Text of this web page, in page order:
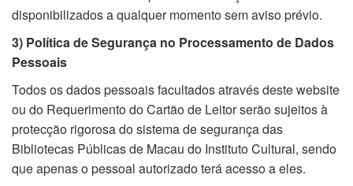
disponibilizados a qualquer momento sem aviso prévio.
3) Política de Segurança no Processamento de Dados
Pessoais
Todos os dados pessoais facultados através deste website
ou do Requerimento do Cartão de Leitor serão sujeitos à
protecção rigorosa do sistema de segurança das
Bibliotecas Públicas de Macau do Instituto Cultural, sendo
que apenas o pessoal autorizado terá acesso a eles.